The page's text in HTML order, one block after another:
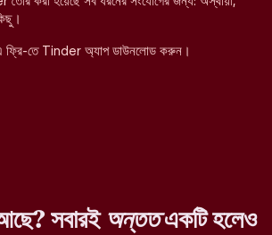
তে Tinder অ্যাপ ডাউনলোড করুন।
সবারইঅন্ততএকটি হলেও